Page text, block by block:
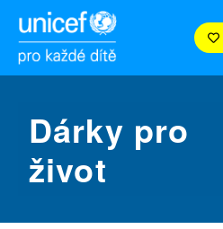
Dárky pro
život